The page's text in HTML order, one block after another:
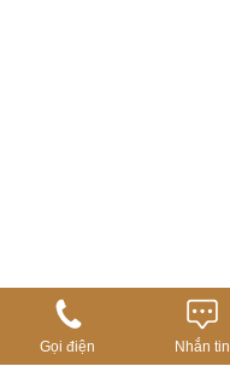
Gọi điện Nhắn tin